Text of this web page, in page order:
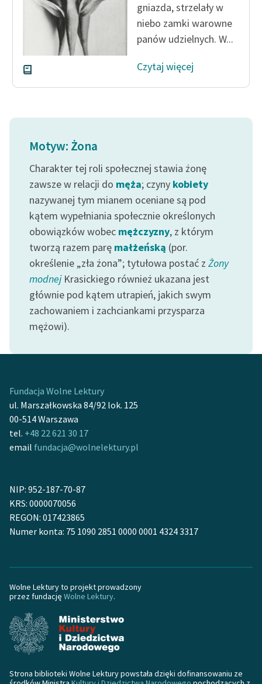
Odkurzamy bohaterów
Szkoła Poezji Wolnych
O nas
O projekcie
Zespół
Zasady wykorzystania
Wolnych Lektur
Logotypy
Materiały promocyjne
Polityka prywatności
Regulamin biblioteki
Dane fundacji i
sprawozdania finansowe
Regulamin darowizn
wrażliwych
Deklaracja dostępności
gniazda, strzelały w
niebo zamki warowne
panów udzielnych. W...
Czytaj więcej
Motyw: Żona
Charakter tej roli społecznej stawia żonę
zawsze w relacji do męża; czyny kobiety
nazywanej tym mianem oceniane są pod
kątem wypełniania społecznie określonych
obowiązków wobec mężczyzny, z którym
tworzą razem parę małżeńską (por.
określenie „zła żona”; tytułowa postać z Żony
modnejKrasickiego również ukazana jest
głównie pod kątem utrapień, jakich swym
zachowaniem i zachciankami przysparza
mężowi).
Fundacja Wolne Lektury
ul. Marszałkowska 84/92 lok. 125
00-514 Warszawa
tel. +48 22 621 30 17
email fundacja@wolnelektury.pl
NIP: 952-187-70-87
KRS: 0000070056
REGON: 017423865
Numer konta: 75 1090 2851 0000 0001 4324 3317
Wolne Lektury to projekt prowadzony
przez fundację Wolne Lektury.
Strona biblioteki Wolne Lektury powstała dzięki dofinansowaniu ze